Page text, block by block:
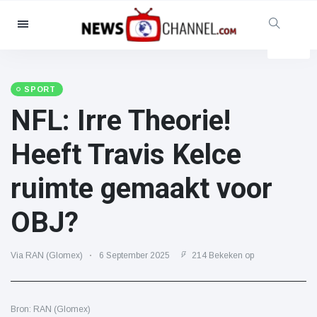
Categorieën
Maatschappelijk & Leuk
Bioscoop & TV
(81)
Beroemdheden
(13938)
Mode & Schoonheid
(122)
Eten & drinken
Gaming
(160)
SPORT
NFL: Irre Theorie!
Heeft Travis Kelce
ruimte gemaakt voor
OBJ?
Via RAN (Glomex) 6 September 2025 214 Bekeken op
Bron: RAN (Glomex)